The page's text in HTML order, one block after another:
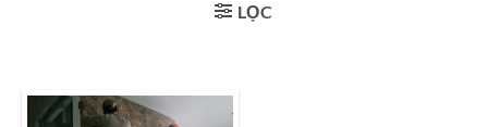
LỌC